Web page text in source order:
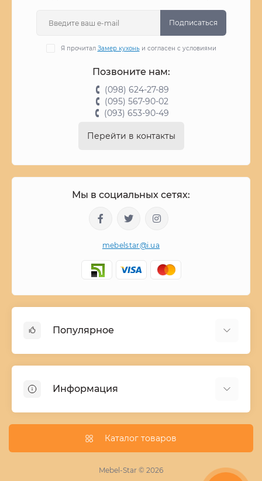
Подписаться
Я прочитал Замер кухоньи согласен с условиями
Позвоните нам:
(098) 624-27-89
(095) 567-90-02
(093) 653-90-49
Перейти в контакты
Мы в социальных сетях:
mebelstar@i.ua
Популярное
Шкафы купе ширина 90-210 cм высота 220 cм
Комоды из дерева
Кухни
Информация
Условия поставки мебели
Фотопечать для шкафа купе
Каталог товаров
Mebel-Star © 2026